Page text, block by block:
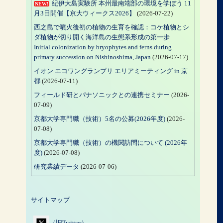
NEW!
紀伊大島実験所 本州最南端部の環境を学ぼう 11
月3日開催【京大ウィークス2026】
(2026-07-22)
西之島で噴火後初の植物の生育を確認：コケ植物とシ
ダ植物が切り開く海洋島の生態系形成の第一歩
Initial colonization by bryophytes and ferns during
primary succession on Nishinoshima, Japan (2026-07-17)
イオン エコワングランプリ エリアミーティング in 京
都(2026-07-11)
フィールド研とパナソニックとの連携セミナー (2026-
07-09)
京都大学専門職（技術）5名の公募(2026年度)(2026-
07-08)
京都大学専門職（技術）の機関訪問について (2026年
度)(2026-07-08)
研究業績データ (2026-07-06)
サイトマップ